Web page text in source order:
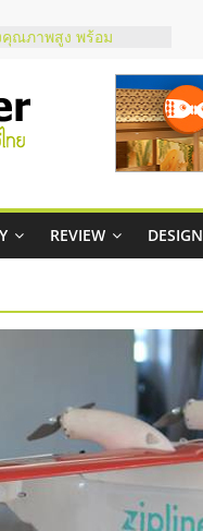
คุณภาพสูง พร้อม
ในไทยที่ไหนดี?
ารให้คุ้มค่าและตอบ
พิ่มสภาพคล่องให้ธุรกิจ
ฟรนไชส์ยอนนี่
Meet Up จับคู่แฟรน
REVIEW DESIGN